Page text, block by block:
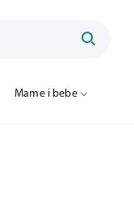
Mame i bebe